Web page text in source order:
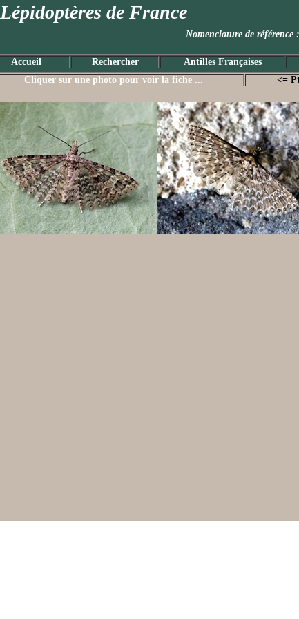
Lépidoptères de France
Nomenclature de
Accueil Rechercher Antilles Françaises
Cliquer sur une photo pour voir la fiche ... <=